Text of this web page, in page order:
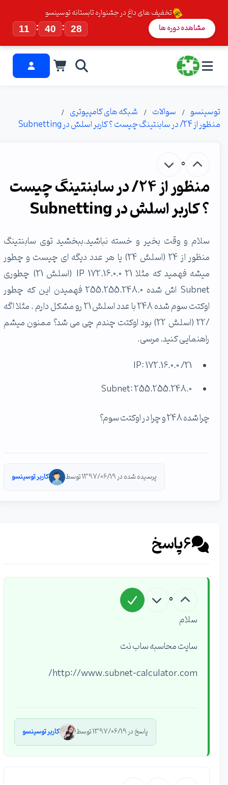
تخفیف های داغ در جشنواره تابستانه توسینسو
11
: 40 : 28 مشاهده دوره ها
توسینسو سوالات
شبکه های کامپیوتری
منظور از 24/ در سابنتینگ چیست ؟ کاربر اسلش در Subnetting
منظور از 24/ در سابنتینگ چیست
؟ کاربر اسلش در Subnetting
سلام و وقت بخیر و خسته نباشید.ببخشید توی سابنتینگ
منظور از 24 (اسلش 24) یا هر عدد دیگه ای چیست و چطور
میشه فهمید که مثلا IP 172.16.0.0 21 (اسلش 21) چطوری
Subnet اش شده 255.255.248.0 فهمیدن این که چطور
اوکتت سوم شده 248 با عدد اسلش 21 رو مشکل دارم . مثلا اگه
/22 (اسلش 22) بود اوکتت چندم چی می شد؟ ممنون میشم
راهنمایی کنید. مرسی.
IP: 172.16.0.0 /21
Subnet: 255.255.248.0
چرا شده 248 و چرا در اوکتت سوم؟
پرسیده شده در 1397/06/19 توسط کاربر توسینسو
6پاسخ
سلام
سایت محاسبه ساب نت
http://www.subnet-calculator.com/
پاسخ در 1397/06/19 توسط کاربر توسینسو